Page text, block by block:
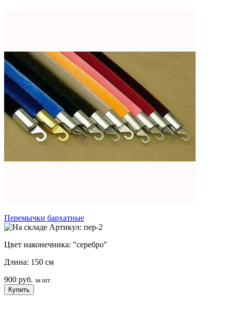
Перемычки бархатные
Артикул: пер-2
Цвет наконечника: "серебро"
Длина: 150 см
900 руб. за шт.